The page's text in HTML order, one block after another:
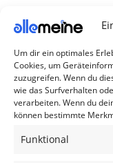
Um dir ein optimales
Cookies, um
zuzugreifen. Wenn du
wie das Surfverhalten
verarbeiten. Wenn du
können bestimmte
Funktional
Die Produkte, die Sie
erreichen können,
Welt hier.
Abonnieren Sie uns